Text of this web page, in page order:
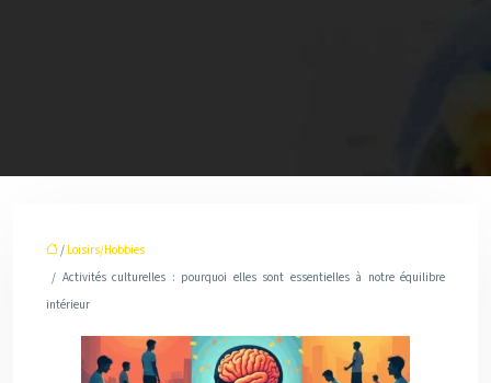
/ Loisirs/Hobbies
/ Activités culturelles : pourquoi elles sont essentielles à notre équilibre
intérieur